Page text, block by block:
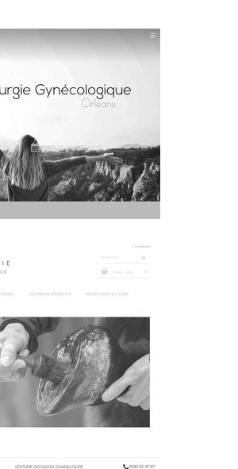
d'annonces commerciales
d'annonces commerciales